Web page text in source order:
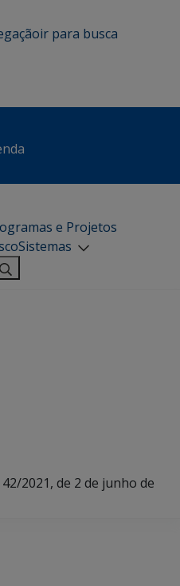
ir para busca
e Projetos
Sistemas
42/2021, de 2 de junho de